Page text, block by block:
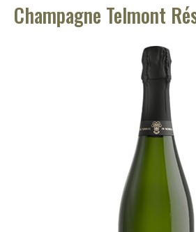
Champagne Telmont